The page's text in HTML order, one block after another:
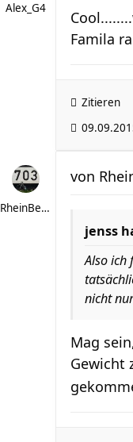
Alex_G4
Famila
Zitieren
RheinBergRoller
von
jenss
Also ich
nicht
Mag
Gewicht